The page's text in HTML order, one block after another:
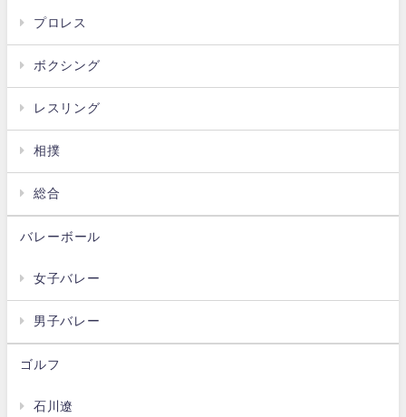
プロレス
ボクシング
レスリング
相撲
総合
バレーボール
女子バレー
男子バレー
ゴルフ
石川遼